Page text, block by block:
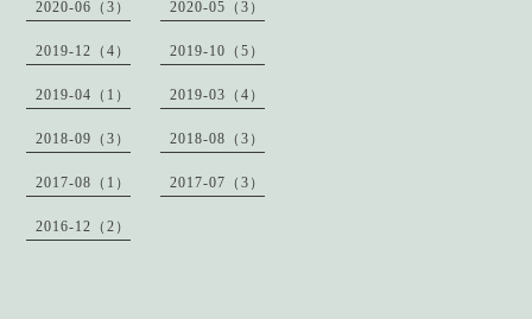
2020-06（3） 2020-05（3）
2019-12（4） 2019-10（5）
2019-04（1） 2019-03（4）
2018-09（3） 2018-08（3）
2017-08（1） 2017-07（3）
2016-12（2）